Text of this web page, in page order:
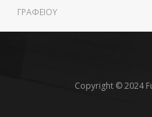
ΓΡΑΦΕΊΟΥ
Copyright © 2024